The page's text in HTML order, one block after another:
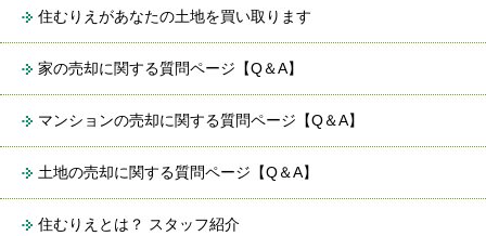
住むりえがあなたの土地を買い取ります
家の売却に関する質問ページ【Q＆A】
マンションの売却に関する質問ページ【Q＆A】
土地の売却に関する質問ページ【Q＆A】
住むりえとは？ スタッフ紹介